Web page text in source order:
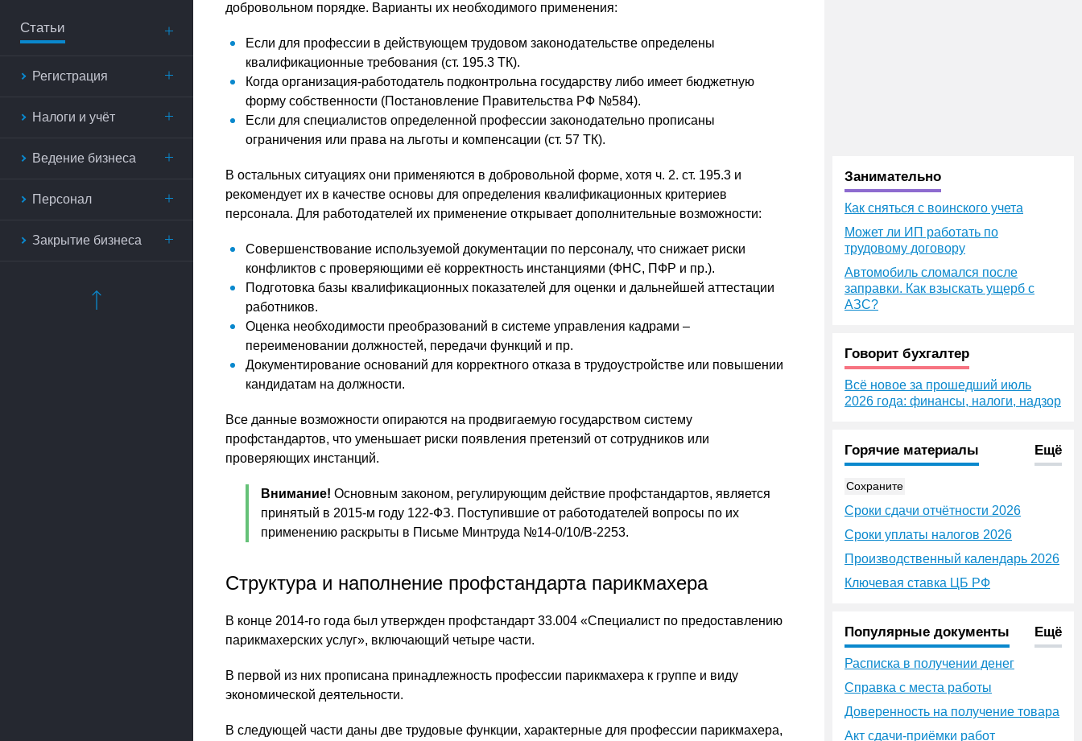
Статьи
Регистрация
Налоги и учёт
Ведение бизнеса
Персонал
Закрытие бизнеса
добровольном порядке. Варианты их необходимого применения:
Если для профессии в действующем трудовом законодательстве определены
квалификационные требования (ст. 195.3 ТК).
Когда организация-работодатель подконтрольна государству либо имеет бюджетную
форму собственности (Постановление Правительства РФ №584).
Если для специалистов определенной профессии законодательно прописаны
ограничения или права на льготы и компенсации (ст. 57 ТК).
В остальных ситуациях они применяются в добровольной форме, хотя ч. 2. ст. 195.3 и
рекомендует их в качестве основы для определения квалификационных критериев
персонала. Для работодателей их применение открывает дополнительные возможности:
Совершенствование используемой документации по персоналу, что снижает риски
конфликтов с проверяющими её корректность инстанциями (ФНС, ПФР и пр.).
Подготовка базы квалификационных показателей для оценки и дальнейшей аттестации
работников.
Оценка необходимости преобразований в системе управления кадрами –
переименовании должностей, передачи функций и пр.
Документирование оснований для корректного отказа в трудоустройстве или повышении
кандидатам на должности.
Все данные возможности опираются на продвигаемую государством систему
профстандартов, что уменьшает риски появления претензий от сотрудников или
проверяющих инстанций.
Внимание! Основным законом, регулирующим действие профстандартов, является
принятый в 2015-м году 122-ФЗ. Поступившие от работодателей вопросы по их
применению раскрыты в Письме Минтруда №14-0/10/В-2253.
Структура и наполнение профстандарта парикмахера
В конце 2014-го года был утвержден профстандарт 33.004 «Специалист по предоставлению
парикмахерских услуг», включающий четыре части.
В первой из них прописана принадлежность профессии парикмахера к группе и виду
экономической деятельности.
В следующей части даны две трудовые функции, характерные для профессии парикмахера,
Занимательно
Как сняться с воинского учета
Может ли ИП работать по
трудовому договору
Автомобиль сломался после
заправки. Как взыскать ущерб с
АЗС?
Говорит бухгалтер
Всё новое за прошедший июль
2026 года: финансы, налоги, надзор
Горячие материалы Ещё
Сохраните
Сроки сдачи отчётности 2026
Сроки уплаты налогов 2026
Производственный календарь 2026
Ключевая ставка ЦБ РФ
Популярные документы Ещё
Расписка в получении денег
Справка с места работы
Доверенность на получение товара
Акт сдачи-приёмки работ